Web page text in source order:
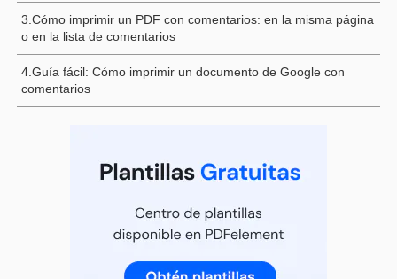
3.Cómo imprimir un PDF con comentarios: en la misma página
o en la lista de comentarios
4.Guía fácil: Cómo imprimir un documento de Google con
comentarios